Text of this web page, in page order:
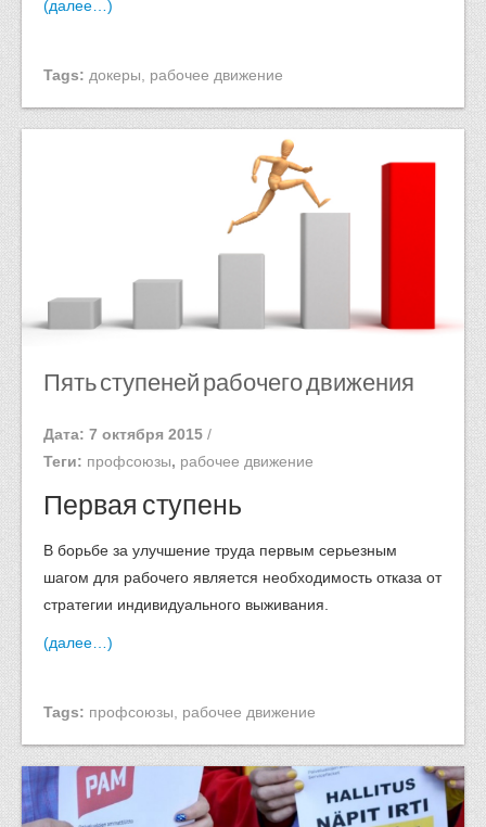
(далее…)
Tags: докеры рабочее движение
Пять ступеней рабочего движения
Дата: 7 октября 2015 /
Теги: профсоюзы, рабочее движение
Первая ступень
В борьбе за улучшение труда первым серьезным
шагом для рабочего является необходимость отказа от
стратегии индивидуального выживания.
(далее…)
Tags: профсоюзы, рабочее движение